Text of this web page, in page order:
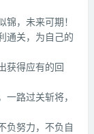
，未来可期！
通关，为自己的
获得应有的回
路过关斩将，
负努力，不负自